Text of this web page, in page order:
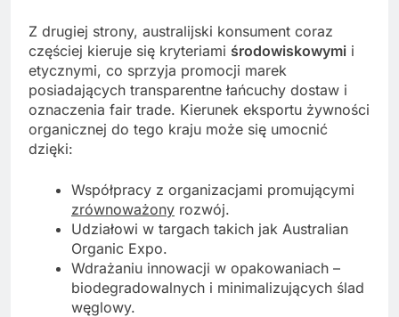
Z drugiej strony, australijski konsument coraz
częściej kieruje się kryteriami środowiskowymi i
etycznymi, co sprzyja promocji marek
posiadających transparentne łańcuchy dostaw i
oznaczenia fair trade. Kierunek eksportu żywności
organicznej do tego kraju może się umocnić
dzięki:
Współpracy z organizacjami promującymi
zrównoważony rozwój.
Udziałowi w targach takich jak Australian
Organic Expo.
Wdrażaniu innowacji w opakowaniach –
biodegradowalnych i minimalizujących ślad
węglowy.